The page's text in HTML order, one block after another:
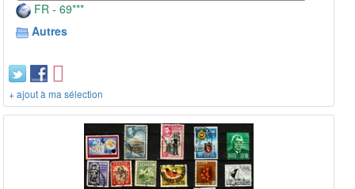
FR - 69***
Autres
+ ajout à ma sélection